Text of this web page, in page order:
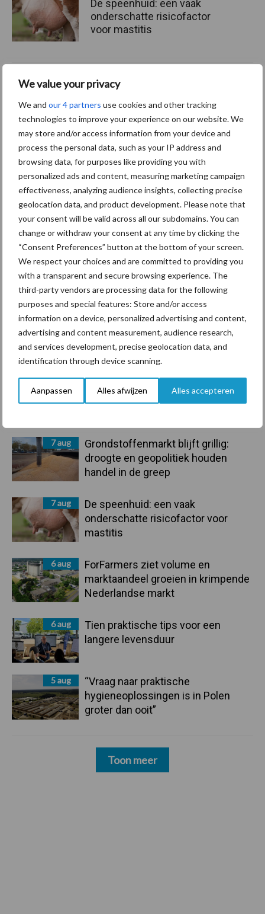
We value your privacy
We and our 4 partners use cookies and other tracking
technologies to improve your experience on our website. We
may store and/or access information from your device and
process the personal data, such as your IP address and
browsing data, for purposes like providing you with
personalized ads and content, measuring marketing campaign
effectiveness, analyzing audience insights, collecting precise
geolocation data, and product development. Please note that
your consent will be valid across all our subdomains. You can
change or withdraw your consent at any time by clicking the
“Consent Preferences” button at the bottom of your screen.
We respect your choices and are committed to providing you
with a transparent and secure browsing experience. The
third-party vendors are processing data for the following
purposes and special features: Store and/or access
information on a device, personalized advertising and content,
advertising and content measurement, audience research,
and services development, precise geolocation data, and
identification through device scanning.
Aanpassen Alles afwijzen Alles accepteren
Primaire
Sidebar
7 aug
Grondstoffenmarkt blijft grillig:
droogte en geopolitiek houden
handel in de greep
7 aug
De speenhuid: een vaak
onderschatte risicofactor voor
mastitis
6 aug
ForFarmers ziet volume en
marktaandeel groeien in krimpende
Nederlandse markt
6 aug
Tien praktische tips voor een
langere levensduur
5 aug
“Vraag naar praktische
hygieneoplossingen is in Polen
groter dan ooit”
Toon meer
De speenhuid: een vaak
onderschatte risicofactor
voor mastitis
ForFarmers ziet volume en
krimpende Nederlandse
markt
Themapagina's
Diergezondheid Bemesting Fokkerij
Beregening Bijproducten
Toon meer